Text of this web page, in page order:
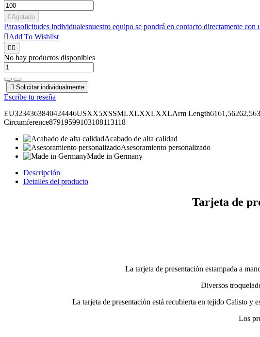
Agotado
Parasolicitudes individualesnuestro equipo se pondrá en contacto directamente con
Add To Wishlist
 
No hay productos disponibles
 Solicitar individualmente
Escribe tu reseña
EU3234363840424446USXX5XSSMLXLXXLXXLArm
Circumference87919599103108113118
Acabado de alta calidad
Asesoramiento personalizado
Made in Germany
Descripción
Detalles del producto
Tarjeta de
La tarjeta de presentación estampada a
Diversos
La tarjeta de presentación está recubierta en tejido Calisto y
Los